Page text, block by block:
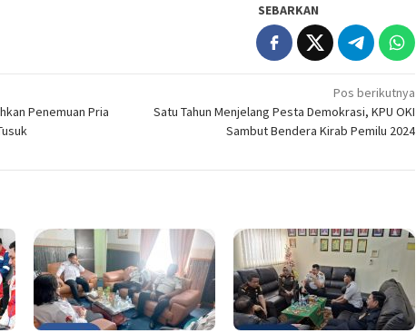
SEBARKAN
Penemuan Pria
Pos berikutnya
Satu Tahun Menjelang Pesta Demokrasi, KPU OKI
Sambut Bendera Kirab Pemilu 2024